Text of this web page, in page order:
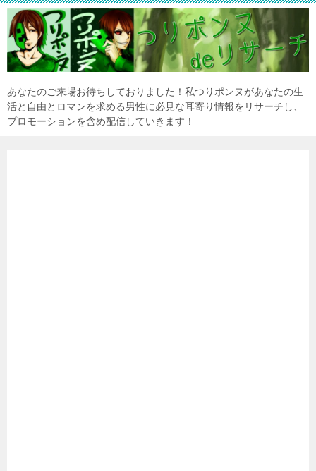
あなたのご来場お待ちしておりました！私つりポンヌがあなたの生
活と自由とロマンを求める男性に必見な耳寄り情報をリサーチし、
プロモーションを含め配信していきます！